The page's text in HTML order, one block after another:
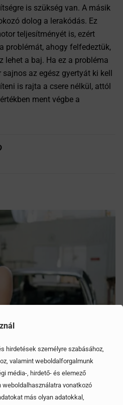
hirdetések személyre szabásához,
valamint weboldalforgalmunk
média-, hirdető- és elemező
vonatkozó
más olyan adatokkal,
is szükség van. A másik
dolog a lerakódás. Ez
teljesítményét is, ezért
problémát, ahogy felfedeztük,
lehet a baj. Ha ez a probléma
az egész gyertyát ki kell
is rajta a csere nélkül, attól
ment végbe a
fogjuk a fejünket